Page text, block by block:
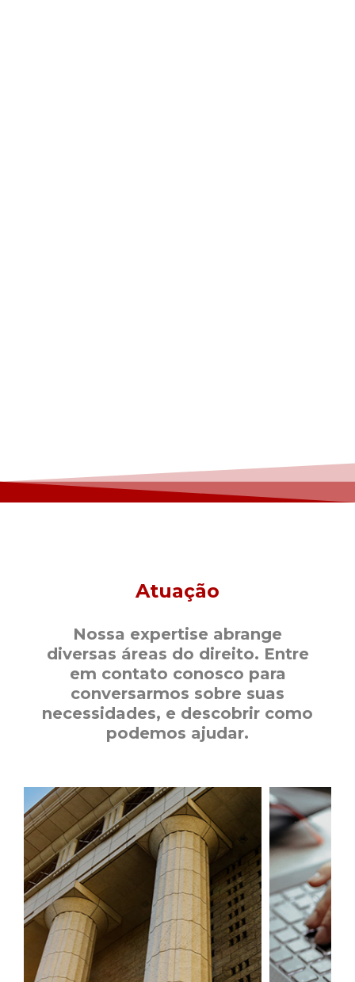
Atuação
Nossa expertise abrange
diversas áreas do direito. Entre
em contato conosco para
conversarmos sobre suas
necessidades, e descobrir como
podemos ajudar.